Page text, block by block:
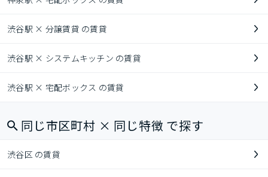
渋谷駅 × 分譲賃貸 の賃貸
渋谷駅 × システムキッチン の賃貸
渋谷駅 × 宅配ボックス の賃貸
同じ市区町村 × 同じ特徴 で探す
渋谷区 の賃貸